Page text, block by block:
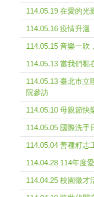
114.05.19 在愛的光
114.05.16 疫情升溫
114.05.15 音樂一吹
114.05.13 當我們黏
114.05.13 臺北市
院參訪
114.05.10 母親節快
114.05.05 國際洗手
114.05.04 善種籽志
114.04.28 114年度
114.04.25 校園徵才